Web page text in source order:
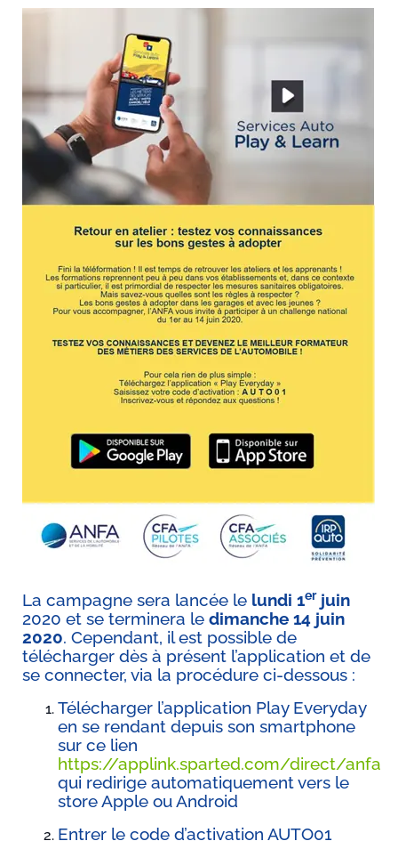
La campagne sera lancée le lundi 1erjuin
2020 et se terminera le dimanche 14 juin
2020. Cependant, il est possible de
télécharger dès à présent l’application et de
se connecter, via la procédure ci-dessous :
Télécharger l’application Play Everyday
en se rendant depuis son smartphone
sur ce lien
https://applink.sparted.com/direct/anfa
qui redirige automatiquement vers le
store Apple ou Android
Entrer le code d’activation AUTO01